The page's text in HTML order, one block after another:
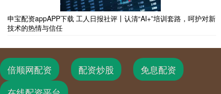
申宝配资appAPP下载 工人日报社评丨认清“AI+”培训套路，呵护对新
技术的热情与信任
倍顺网配资 配资炒股
免息配资